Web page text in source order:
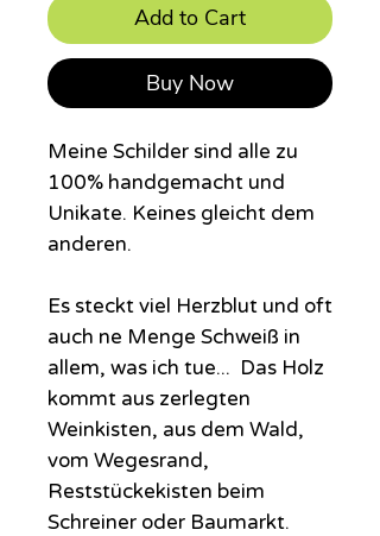
Add to Cart
Buy Now
Meine Schilder sind alle zu
100% handgemacht und
Unikate. Keines gleicht dem
anderen.
Es steckt viel Herzblut und oft
auch ne Menge Schweiß in
allem, was ich tue... Das Holz
kommt aus zerlegten
Weinkisten, aus dem Wald,
vom Wegesrand,
Reststückekisten beim
Schreiner oder Baumarkt.